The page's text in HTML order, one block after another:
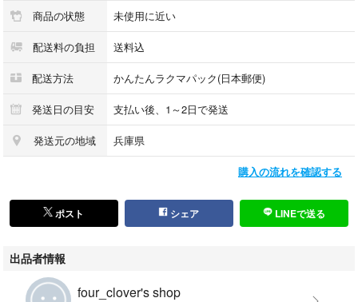
商品の状態 未使用に近い
配送料の負担 送料込
配送方法 かんたんラクマパック(日本郵便)
発送日の目安 支払い後、1～2日で発送
発送元の地域 兵庫県
購入の流れを確認する
ポスト シェア LINEで送る
出品者情報
four_clover's shop